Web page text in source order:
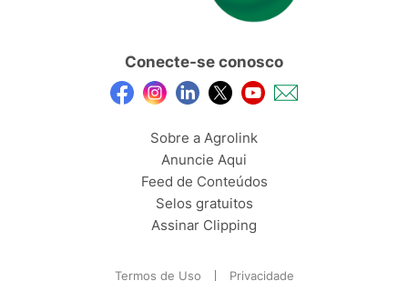
Conecte-se conosco
Sobre a Agrolink
Anuncie Aqui
Feed de Conteúdos
Selos gratuitos
Assinar Clipping
Termos de Uso Privacidade